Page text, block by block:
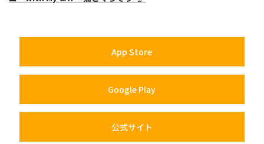
App Store
Google Play
公式サイト